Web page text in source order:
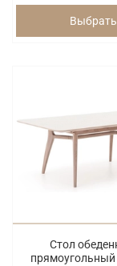
Выбрать
Стол
прямоугольный